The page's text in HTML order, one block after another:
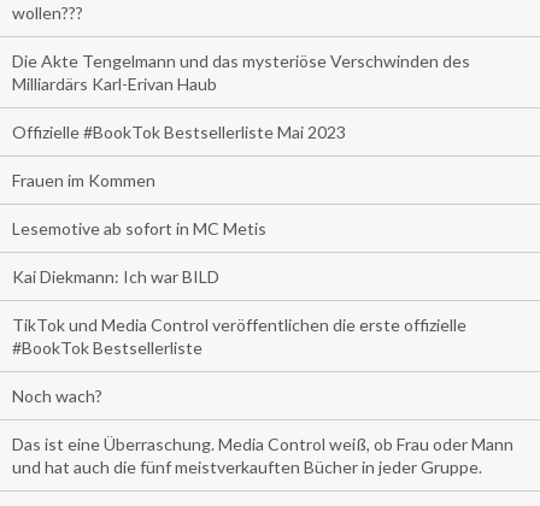
wollen???
Die Akte Tengelmann und das mysteriöse Verschwinden des
Milliardärs Karl-Erivan Haub
Offizielle #BookTok Bestsellerliste Mai 2023
Frauen im Kommen
Lesemotive ab sofort in MC Metis
Kai Diekmann: Ich war BILD
TikTok und Media Control veröffentlichen die erste offizielle
#BookTok Bestsellerliste
Noch wach?
Das ist eine Überraschung. Media Control weiß, ob Frau oder Mann
und hat auch die fünf meistverkauften Bücher in jeder Gruppe.